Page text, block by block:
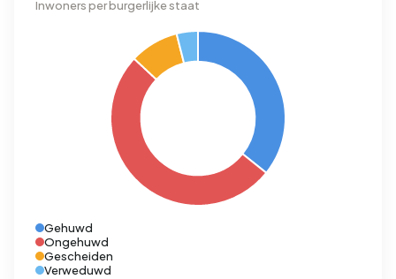
Inwoners per burgerlijke staat
Gehuwd
Ongehuwd
Gescheiden
Verweduwd